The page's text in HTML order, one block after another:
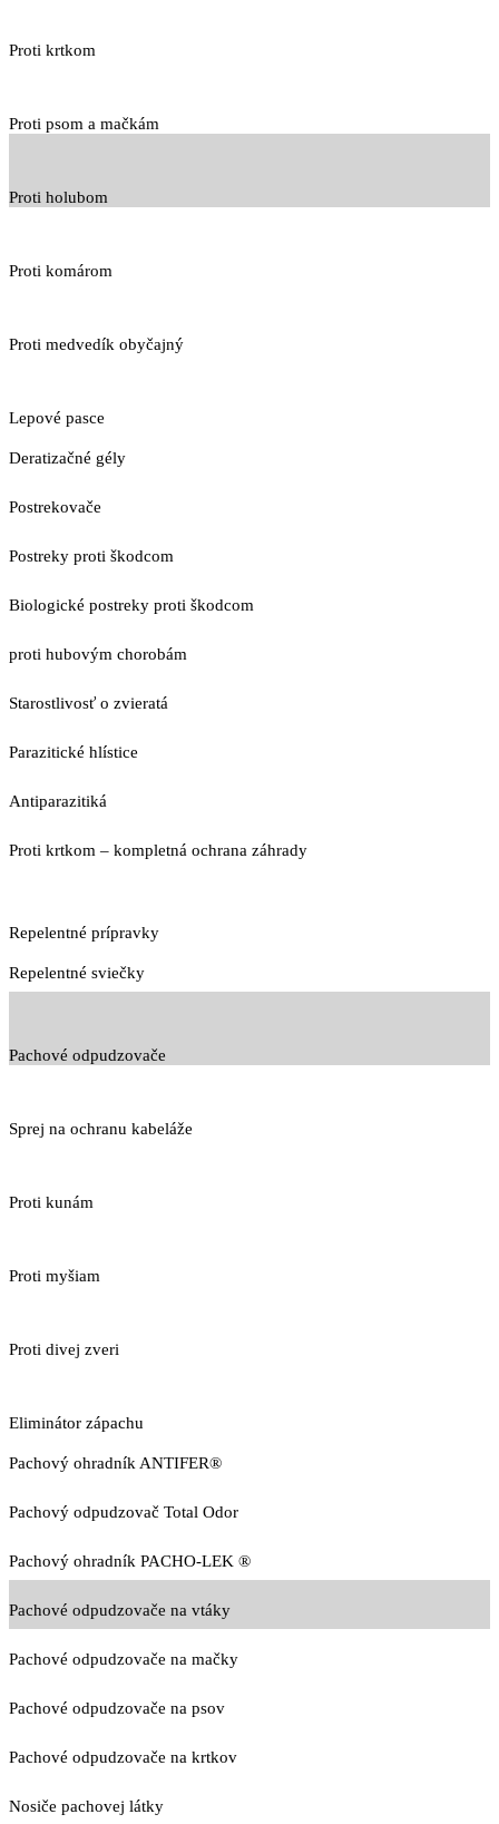
Proti krtkom
Proti psom a mačkám
Proti holubom
Proti komárom
Proti medvedík obyčajný
Lepové pasce
Deratizačné gély
Postrekovače
Postreky proti škodcom
Biologické postreky proti škodcom
proti hubovým chorobám
Starostlivosť o zvieratá
Parazitické hlístice
Antiparazitiká
Proti krtkom – kompletná ochrana záhrady
Repelentné prípravky
Repelentné sviečky
Pachové odpudzovače
Sprej na ochranu kabeláže
Proti kunám
Proti myšiam
Proti divej zveri
Eliminátor zápachu
Pachový ohradník ANTIFER®
Pachový odpudzovač Total Odor
Pachový ohradník PACHO-LEK ®
Pachové odpudzovače na vtáky
Pachové odpudzovače na mačky
Pachové odpudzovače na psov
Pachové odpudzovače na krtkov
Nosiče pachovej látky